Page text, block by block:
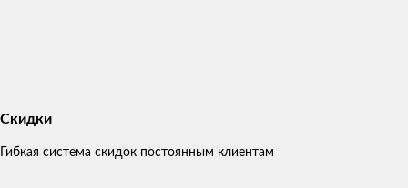
Скидки
Гибкая система скидок постоянным клиентам